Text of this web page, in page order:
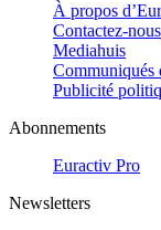
À propos
Contactez-nous
Mediahuis
Communiqués
Publicité
Abonnements
Euractiv Pro
Newsletters